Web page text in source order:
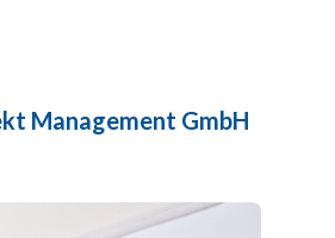
Management GmbH